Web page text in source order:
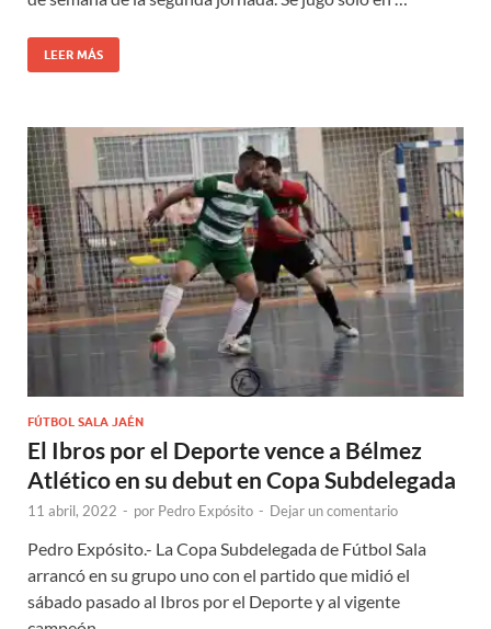
LEER MÁS
FÚTBOL SALA JAÉN
El Ibros por el Deporte vence a Bélmez
Atlético en su debut en Copa Subdelegada
11 abril, 2022 - por Pedro Expósito - Dejar un comentario
Pedro Expósito.- La Copa Subdelegada de Fútbol Sala
arrancó en su grupo uno con el partido que midió el
sábado pasado al Ibros por el Deporte y al vigente